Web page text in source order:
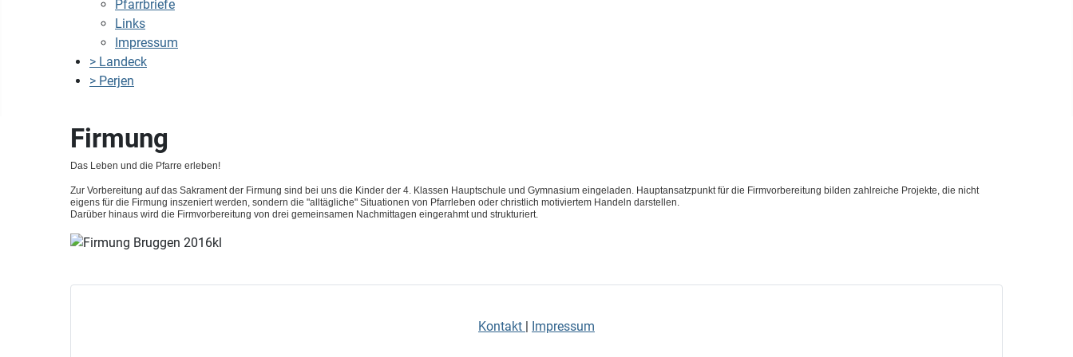
Pfarrbriefe
Links
Impressum
> Landeck
> Perjen
Firmung
Das Leben und die Pfarre erleben!
Zur Vorbereitung auf das Sakrament der Firmung sind bei uns die Kinder der 4. Klassen Hauptschule und Gymnasium eingeladen. Hauptansatzpunkt für die Firmvorbereitung bilden zahlreiche Projekte, die nicht
eigens für die Firmung inszeniert werden, sondern die "alltägliche" Situationen von Pfarrleben oder christlich motiviertem Handeln darstellen.
Darüber hinaus wird die Firmvorbereitung von drei gemeinsamen Nachmittagen eingerahmt und strukturiert.
Kontakt | Impressum